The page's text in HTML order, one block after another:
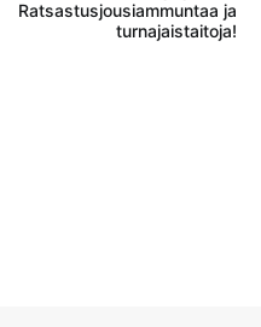
Ratsastusjousiammuntaa ja
turnajaistaitoja!